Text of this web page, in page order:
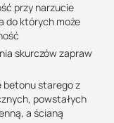
przy narzucie
do których może
skurczów zapraw
betonu starego z
powstałych
a ścianą